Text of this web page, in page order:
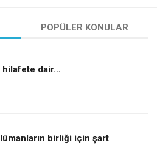
POPÜLER KONULAR
hilafete dair…
birliği için şart